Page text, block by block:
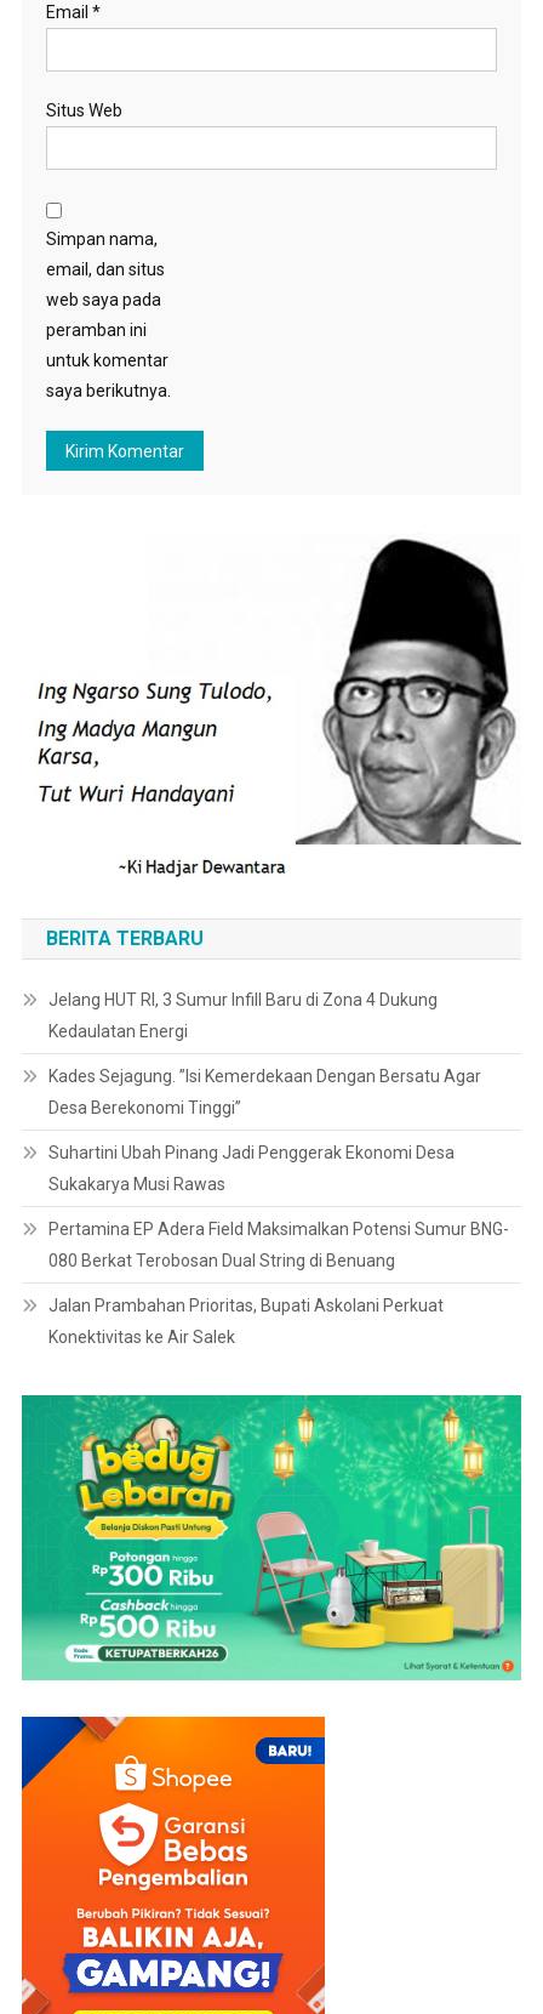
Email *
Situs Web
Simpan nama,
email, dan situs
web saya pada
peramban ini
untuk komentar
saya berikutnya.
BERITA TERBARU
Jelang HUT RI, 3 Sumur Infill Baru di Zona 4 Dukung
Kedaulatan Energi
Kades Sejagung. ”Isi Kemerdekaan Dengan Bersatu Agar
Desa Berekonomi Tinggi”
Suhartini Ubah Pinang Jadi Penggerak Ekonomi Desa
Sukakarya Musi Rawas
Pertamina EP Adera Field Maksimalkan Potensi Sumur BNG-
080 Berkat Terobosan Dual String di Benuang
Jalan Prambahan Prioritas, Bupati Askolani Perkuat
Konektivitas ke Air Salek